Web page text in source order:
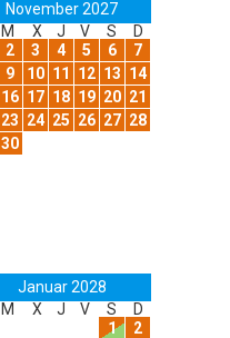
November 2027
M X J V S
D
2 3 4 5 6
7
9 10 11 12 13 14
16 17 18 19 20 21
23 24 25 26 27 28
30
Januar 2028
M X J V S
D
1
2